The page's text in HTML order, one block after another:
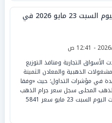
أسعار الذهب اليوم السبت 23 مايو 2026 في
التجارية ومنافذ التوزيع
الذهبية والمعادن الثمينة
في مؤشرات التداول؛ حيث «وفقا
المحلى سجل سعر جرام الذهب
عيار 18 فى تعاملات اليوم السبت 23 مايو سعر 5841